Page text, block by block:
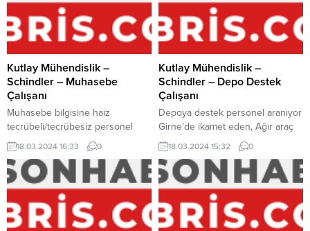
Kutlay Mühendislik –
Schindler – Muhasebe
Çalışanı
Muhasebe bilgisine haiz
tecrübeli/tecrübesiz personel
alınacaktır. MS Office
Programlarına hakim, Netsis
muhasebe program bilmesi
avantaj elde edecektir. Not:
Başvurularınızı 0548 870 22
44 nolu telefon
numarasına yada adresimize CV
18.03.2024 16:33 0
Kutlay Mühendislik –
Schindler – Depo Destek
Çalışanı
Depoya destek personel aranıyor
Girne’de ikamet eden, Ağır araç
ehliyeti olan, Depo düzenini
sağlayabilecek, ürünlerin
hazırlanması, yüklenmesi ve varış
yerine bırakılması süreçlerini takip
edebilecek, yığın kontrolünün
takibini yapabilecek personel
arıyoruz. Mevzu üstünde eğitim
18.03.2024 15:32 0